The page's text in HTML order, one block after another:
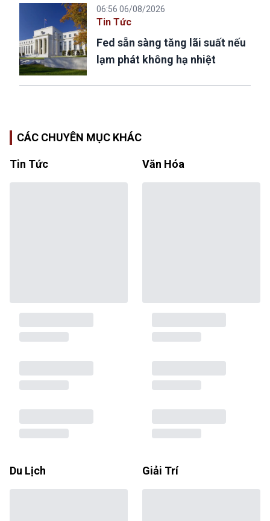
06:56 06/08/2026
Tin Tức
Fed sẵn sàng tăng lãi suất nếu
lạm phát không hạ nhiệt
CÁC CHUYÊN MỤC KHÁC
Tin Tức Văn Hóa
Du Lịch Giải Trí